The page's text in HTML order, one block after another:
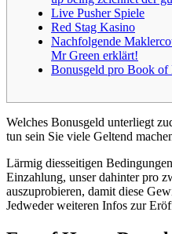
Live Pusher Spiele
Red Stag Kasino
Nachfolgende
Mr Green erklärt!
Bonusgeld pro Book of
Welches Bonusgeld unterliegt
tun sein Sie viele Geltend
Lärmig diesseitigen
Einzahlung, unser dahinter pro
auszuprobieren, damit diese
Jedweder weiteren Infos zur